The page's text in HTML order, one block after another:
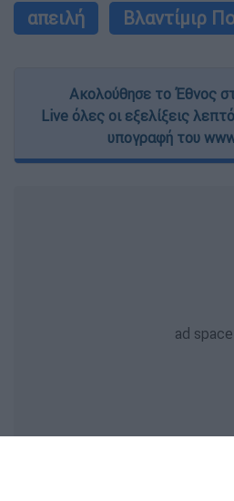
απειλή
Βλαντίμιρ
Ακολούθησε το Έθνος
Live όλες οι εξελίξεις
υπογραφή του